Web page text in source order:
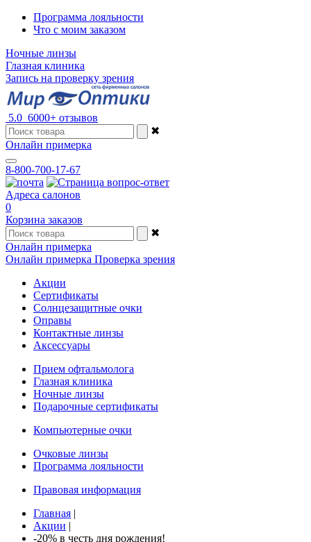
Программа лояльности
Что с моим заказом
Ночные линзы
Глазная клиника
Запись на проверку зрения
5.0 6000+ отзывов
✖
Онлайн примерка
8-800-700-17-67
Адреса салонов
0
Корзина заказов
✖
Онлайн примерка
Онлайн примерка Проверка зрения
Акции
Сертификаты
Солнцезащитные очки
Оправы
Контактные линзы
Аксессуары
Прием офтальмолога
Глазная клиника
Ночные линзы
Подарочные сертификаты
Компьютерные очки
Очковые линзы
Программа лояльности
Правовая информация
Главная |
Акции |
-20% в честь дня рождения!